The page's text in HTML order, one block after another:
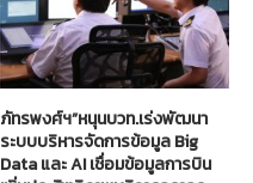
ภัทรพงศ์ฯ”หนุนบวท.เร่งพัฒนา
ระบบบริหารจัดการข้อมูล Big
Data และ AI เชื่อมข้อมูลการบิน